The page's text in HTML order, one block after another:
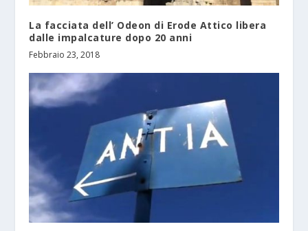
La facciata dell’ Odeon di Erode Attico libera
dalle impalcature dopo 20 anni
Febbraio 23, 2018